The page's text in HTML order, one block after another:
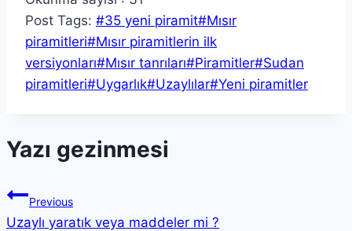
Post Tags: #35 yeni piramit#Mısır
piramitleri#Mısır piramitlerin ilk
versiyonları#Mısır tanrıları#Piramitler#Sudan
piramitleri#Uygarlık#Uzaylılar#Yeni piramitler
Yazı gezinmesi
Previous
Uzaylı yaratık veya maddeler mi ?